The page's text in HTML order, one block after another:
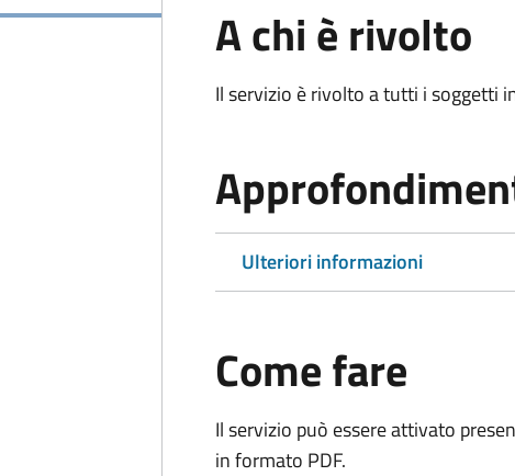
A chi è rivolto
Il servizio è rivolto a tutti i soggetti
Ulteriori informazioni
Come fare
Il servizio può essere attivato
in formato PDF.